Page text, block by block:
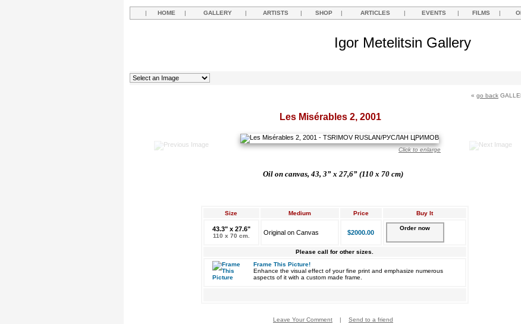
| HOME | GALLERY | ARTISTS | SHOP | ARTICLES | EVENTS | FILMS |
Igor Metelitsin Gallery
« go back
Les Misérables 2, 2001
Click to enlarge
Oil on canvas, 43, 3” x 27,6” (110 х 70 cm)
Size Medium Price Buy It
43.3" x 27.6"
110 x 70 cm. Original on Canvas $2000.00
Order now
Please call for other sizes.
Frame This Picture!
Enhance the visual effect of your fine print and emphasize numerous
aspects of it with a custom made frame.
Leave Your Comment | Send to a friend